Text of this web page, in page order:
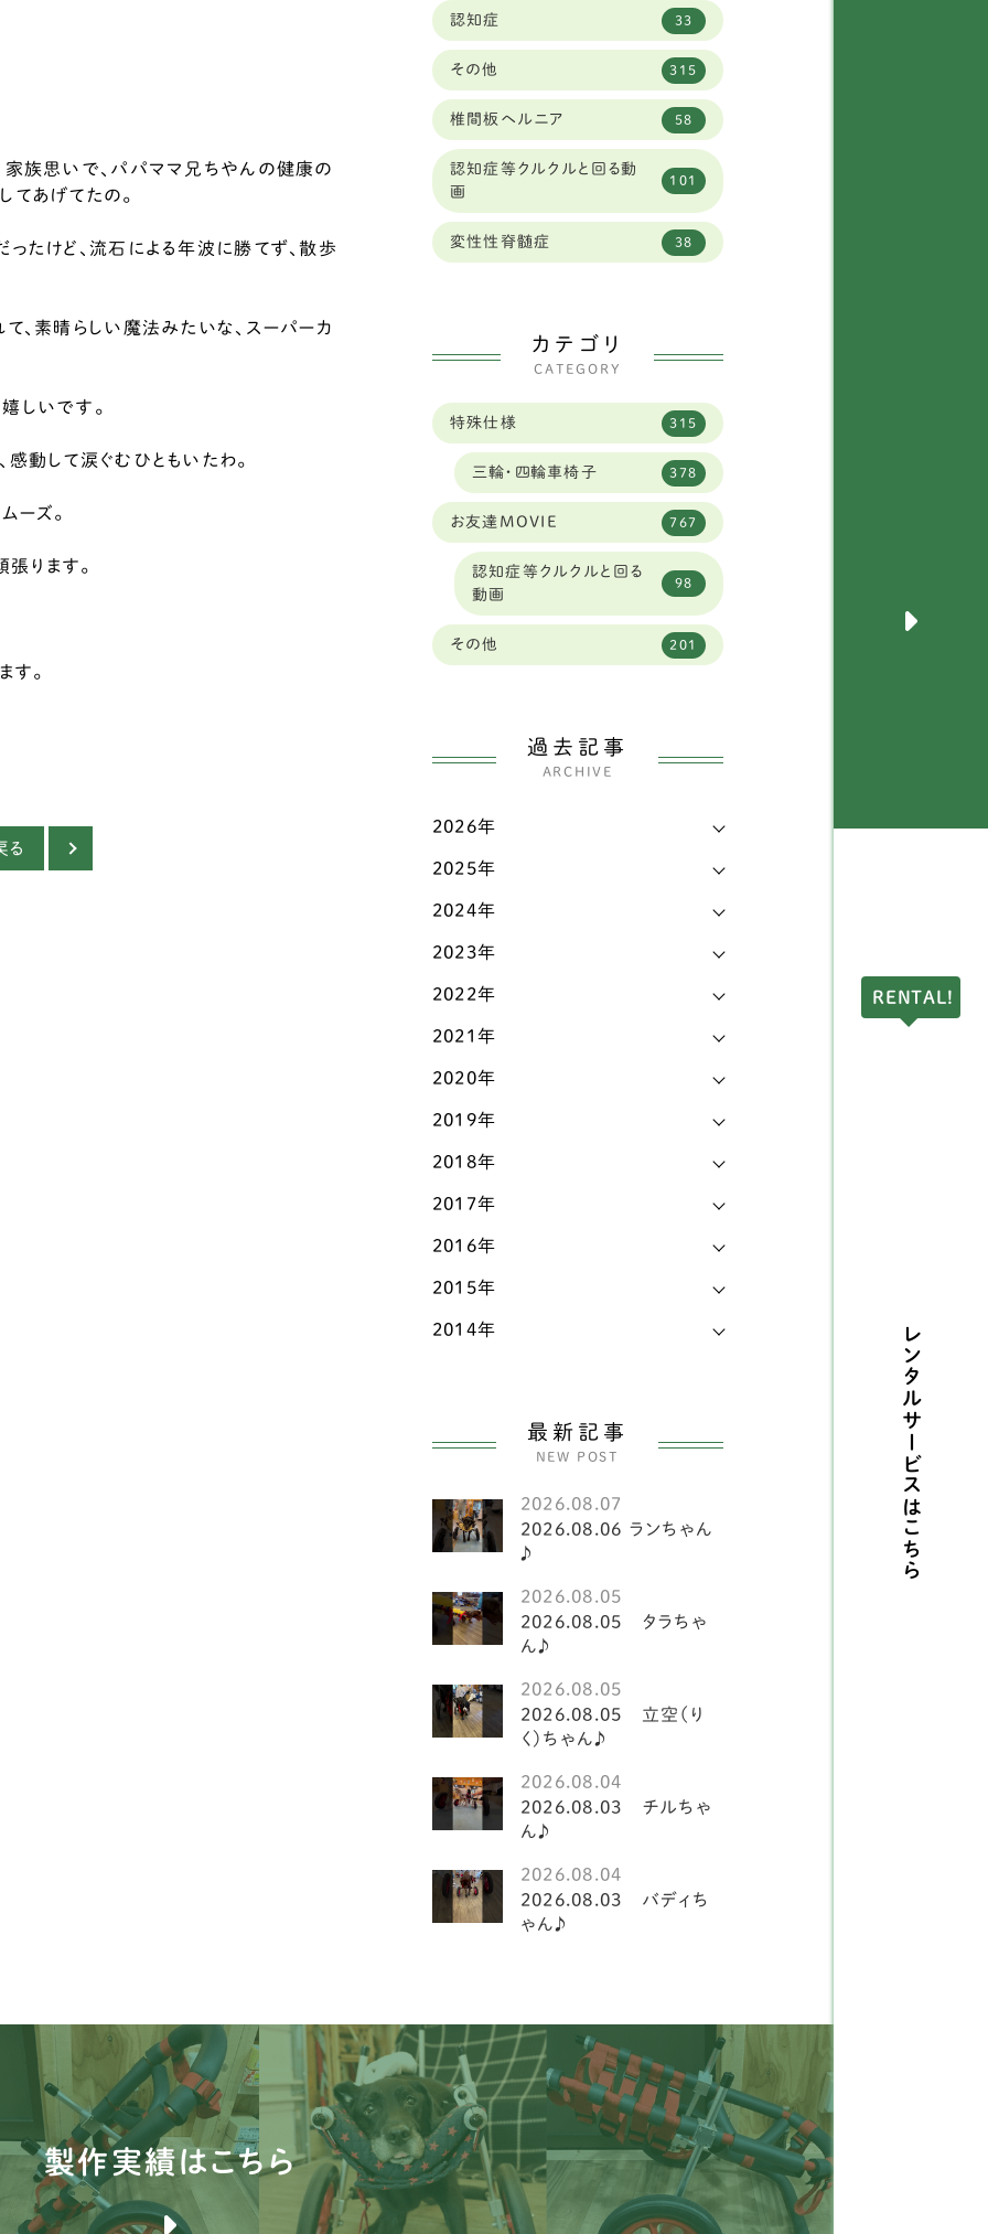
RENTAL!
レンタルサービスは
こちら
族思いで、パパママ兄ちやんの健康の
てあげてたの。
たけど、流石による年波に勝てず、散歩
、素晴らしい魔法みたいな、スーパーカ
しいです。
動して涙ぐむひともいたわ。
ーズ。
ります。
す。
る
オールドイングリッシュシ
ープドッグ
グレートピレニーズ 6
レオンベルガー 1
8
ラブラドールレトリーバー 59
ゴールデンレトリーバー
ボクサー 6
シェパード 9
フラットコーテッドレトリ
ーバー
4
中型犬
ダルメシアン 1
ワイヤーフォックステリア 6
ボストンテリア
スピッツ
ウェルシュコーギー
グ（シェルティー）
イングリッシュコッカース
パニエル
シェットランドシープドッ
フレンチブルドッグ
アメリカンコッカースパ
ビーグル 2
コーギー
甲斐犬
スピッツ
小型犬
ヨークシャテリア
ビションフリーゼ
マルチーズ 1
シーズー 21
キャバリア
ダックスフンド 19
イタリアングレイハウンド 2
ミニチュアシュナウザー 8
埼玉県 23
大分県 1
大阪府 34
奈良県
山口県 2
岡山県 6
岩手県 3
島根県 4
広島 1
広島県 4
徳島県 2
愛知県
新潟県
東京都
栃木県
石川県
神奈川県
福岡県
福島県
香川県
鳥取県 1
認知症 33
その他 315
椎間板ヘルニア 58
認知症等クルクルと回る動
画
101
変性性脊髄症 38
カテゴリ
CATEGORY
特殊仕様 315
三輪・四輪車椅子 378
お友達MOVIE 767
認知症等クルクルと回る
動画
98
その他 201
過去記事
ARCHIVE
2026年
2025年
2024年
2023年
2022年
2021年
2020年
2019年
2018年
2017年
2016年
2015年
2014年
最新記事
NEW POST
2026.08.07
2026.08.06 ランちゃん
♪
2026.08.05
2026.08.05 タラちゃ
ん♪
2026.08.05
2026.08.05 立空（り
く）ちゃん♪
2026.08.04
2026.08.03 チルちゃ
ん♪
2026.08.04
2026.08.03 バディち
ゃん♪
製作実績はこちら